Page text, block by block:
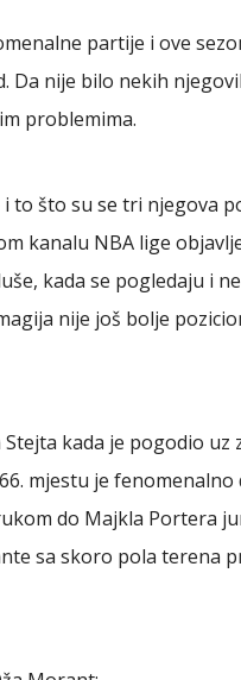
partije i ove
Da nije bilo nekih
problemima.
to što su se tri njegova
kanalu NBA lige
kada se pogledaju i
nije još bolje
kada je pogodio uz
mjestu je fenomenalno
do Majkla Portera
sa skoro pola terena